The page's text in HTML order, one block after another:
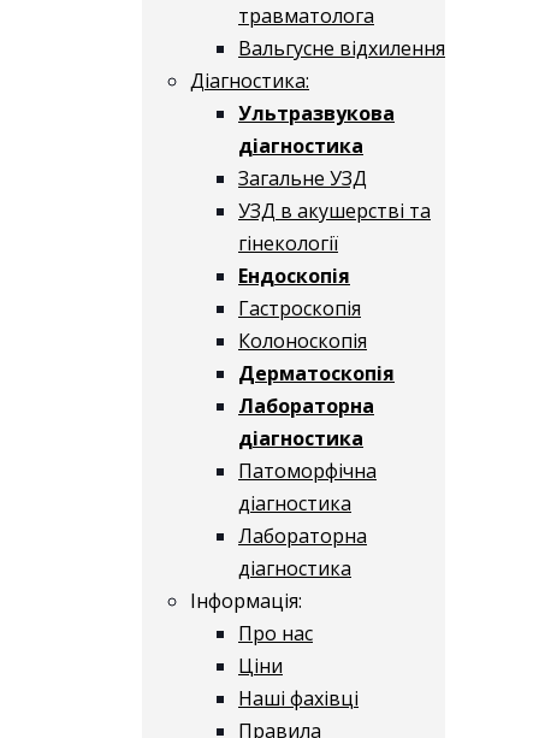
травматолога
Вальгусне відхилення
Діагностика:
Ультразвукова
діагностика
Загальне УЗД
УЗД в акушерстві та
гінекології
Ендоскопія
Гастроскопія
Колоноскопія
Дерматоскопія
Лабораторна
діагностика
Патоморфічна
діагностика
Лабораторна
діагностика
Інформація:
Про нас
Ціни
Наші фахівці
Правила